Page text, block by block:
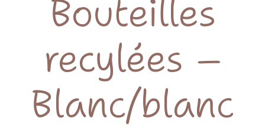
Bouteilles
recylées –
Blanc/blanc